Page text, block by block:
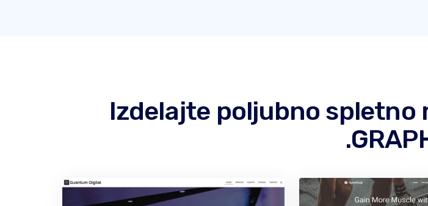
Izdelajte poljubno spletno